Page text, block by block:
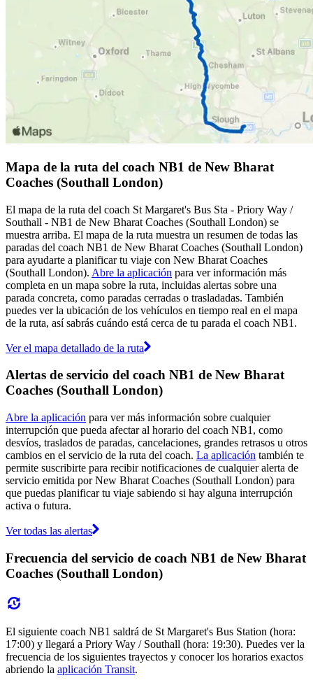
Mapa de la ruta del coach NB1 de New Bharat
Coaches (Southall London)
El mapa de la ruta del coach St Margaret's Bus Sta - Priory Way /
Southall - NB1 de New Bharat Coaches (Southall London) se
muestra arriba. El mapa de la ruta muestra un resumen de todas las
paradas del coach NB1 de New Bharat Coaches (Southall London)
para ayudarte a planificar tu viaje con New Bharat Coaches
(Southall London). Abre la aplicación para ver información más
completa en un mapa sobre la ruta, incluidas alertas sobre una
parada concreta, como paradas cerradas o trasladadas. También
puedes ver la ubicación de los vehículos en tiempo real en el mapa
de la ruta, así sabrás cuándo está cerca de tu parada el coach NB1.
Ver el mapa detallado de la ruta
Alertas de servicio del coach NB1 de New Bharat
Coaches (Southall London)
Abre la aplicación para ver más información sobre cualquier
interrupción que pueda afectar al horario del coach NB1, como
desvíos, traslados de paradas, cancelaciones, grandes retrasos u otros
cambios en el servicio de la ruta del coach. La aplicación también te
permite suscribirte para recibir notificaciones de cualquier alerta de
servicio emitida por New Bharat Coaches (Southall London) para
que puedas planificar tu viaje sabiendo si hay alguna interrupción
activa o futura.
Ver todas las alertas
Frecuencia del servicio de coach NB1 de New Bharat
Coaches (Southall London)
El siguiente coach NB1 saldrá de St Margaret's Bus Station (hora:
17:00) y llegará a Priory Way / Southall (hora: 19:30). Puedes ver la
frecuencia de los siguientes trayectos y conocer los horarios exactos
abriendo la aplicación Transit.